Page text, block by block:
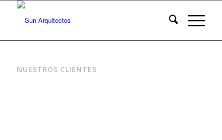
NUESTROS CLIENTES